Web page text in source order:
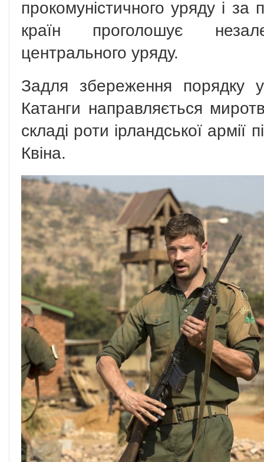
прокомуністичного уряду і за
країн проголошує
центрального уряду.
Задля збереження порядку у
Катанги направляється
складі роти ірландської армії
Квіна.